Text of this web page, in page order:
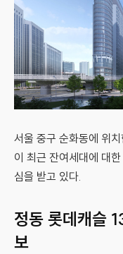
서울 중구 순화동에 위
이 최근 잔여세대에 대
심을 받고 있다.
정동 롯데캐슬
보